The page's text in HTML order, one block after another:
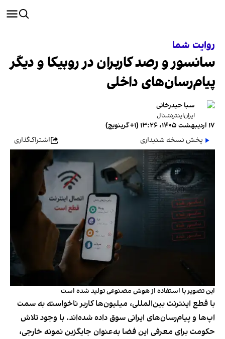
روایت شما
سانسور و رصد کاربران در روبیکا و دیگر
پیام‌رسان‌های داخلی
سبا حیدرخانی
ایران‌اینترنشنال
۱۷ اردیبهشت ۱۴۰۵، ۱۳:۲۶ (‎+۱ گرینویچ)
پخش نسخه شنیداری
اشتراک‌گذاری
این تصویر با استفاده از هوش مصنوعی تولید شده است
با قطع اینترنت بین‌المللی، میلیون‌ها کاربر ناخواسته به سمت
اپ‌ها و پیام‌رسان‌های ایرانی سوق داده شده‌اند. با وجود تلاش
حکومت برای معرفی این فضا به‌عنوان جایگزین نمونه خارجی،